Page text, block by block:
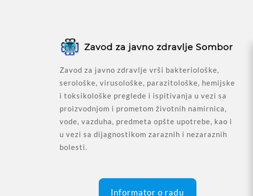
Zavod za javno zdravlje vrši bakteriološke,
serološke, virusološke, parazitološke, hemijske
i toksikološke preglede i ispitivanja u vezi sa
proizvodnjom i prometom životnih namirnica,
vode, vazduha, predmeta opšte upotrebe, kao i
u vezi sa dijagnostikom zaraznih i nezaraznih
bolesti.
Informator o radu